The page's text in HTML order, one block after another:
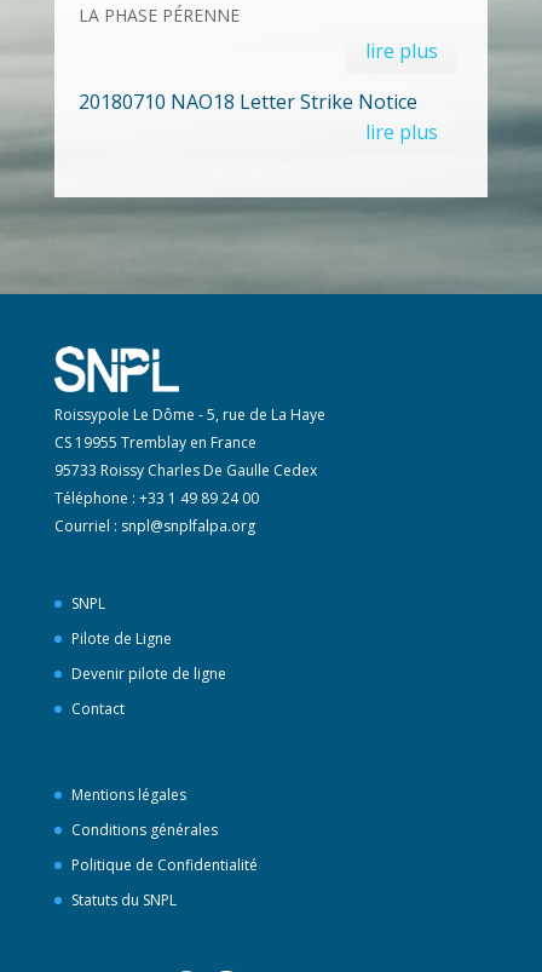
LA PHASE PÉRENNE
lire plus
20180710 NAO18 Letter Strike Notice
lire plus
Roissypole Le Dôme - 5, rue de La Haye
CS 19955 Tremblay en France
95733 Roissy Charles De Gaulle Cedex
Téléphone : +33 1 49 89 24 00
Courriel : snpl@snplfalpa.org
SNPL
Pilote de Ligne
Devenir pilote de ligne
Contact
Mentions légales
Conditions générales
Politique de Confidentialité
Statuts du SNPL